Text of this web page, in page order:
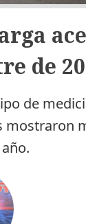
de
de
mostraron